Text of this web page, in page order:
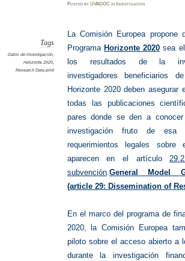
PostedbyUVADOC in Investigación
Tags
Datos de investigación,
Horizonte 2020,
Research Data pilot
La Comisión Europea propone
Programa Horizonte 2020 sea
los resultados de la
investigadores beneficiarios
Horizonte 2020 deben asegurar
todas las publicaciones
pares donde se den a
investigación fruto de esa
requerimientos legales sobre
aparecen en el artículo
subvención.General Model
(article 29: Dissemination of
En el marco del programa de
2020, la Comisión Europea
piloto sobre el acceso abierto a
durante la investigación